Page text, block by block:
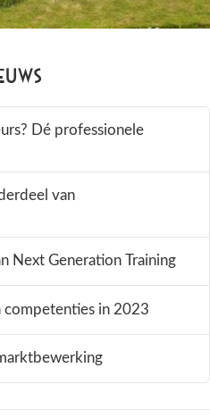
Dé professionele
van
Next Generation Training
competenties in 2023